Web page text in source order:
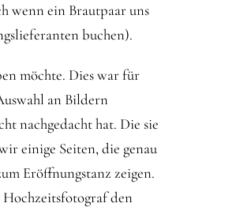
wenn ein Brautpaar uns
buchen).
möchte. Dies war für
an Bildern
nachgedacht hat. Die sie
einige Seiten, die genau
Eröffnungstanz zeigen.
Hochzeitsfotograf den